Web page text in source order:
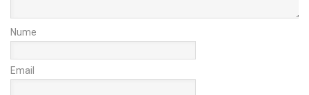
Nume
Email